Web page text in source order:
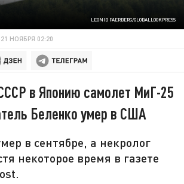
LEONID FAERBERG/GLOBALLOOKPRESS
21 НОЯБРЯ 02:20
в Японию самолет МиГ-25
Беленко умер в США
в сентябре, а некролог
некоторое время в газете